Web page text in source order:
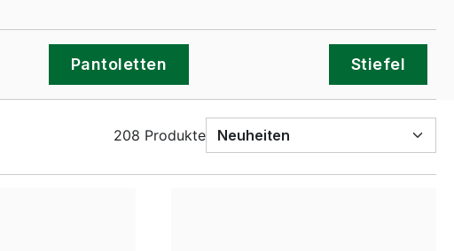
Pantoletten Stiefel
208 Produkte